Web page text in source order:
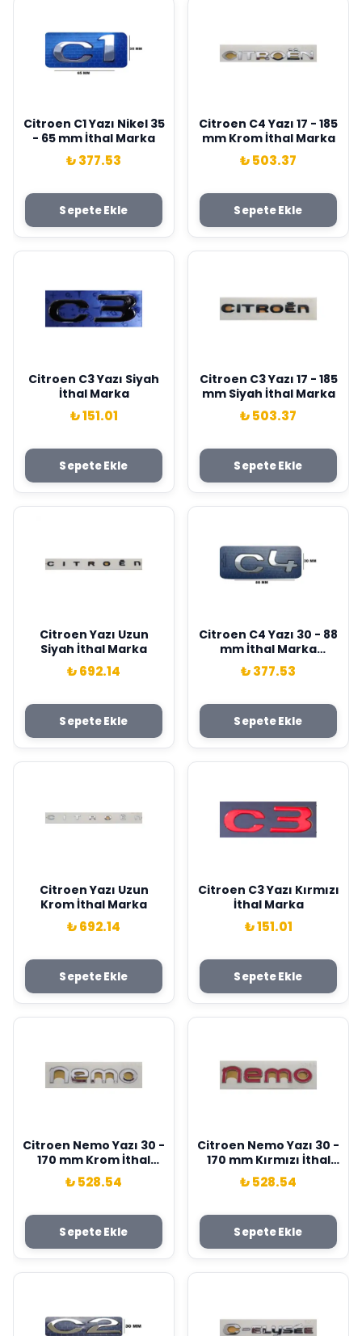
Citroen C1 Yazı Nikel 35
- 65 mm İthal Marka
₺ 377.53
Sepete Ekle
Citroen C4 Yazı 17 - 185
mm Krom İthal Marka
₺ 503.37
Sepete Ekle
Citroen C3 Yazı Siyah
İthal Marka
₺ 151.01
Sepete Ekle
Citroen C3 Yazı 17 - 185
mm Siyah İthal Marka
₺ 503.37
Sepete Ekle
Citroen Yazı Uzun
Siyah İthal Marka
₺ 692.14
Sepete Ekle
Citroen C4 Yazı 30 - 88
mm İthal Marka
8666CR
₺ 377.53
Sepete Ekle
Citroen Yazı Uzun
Krom İthal Marka
₺ 692.14
Sepete Ekle
Citroen C3 Yazı Kırmızı
İthal Marka
₺ 151.01
Sepete Ekle
Citroen Nemo Yazı 30 -
170 mm Krom İthal
Marka
₺ 528.54
Sepete Ekle
Citroen Nemo Yazı 30 -
170 mm Kırmızı İthal
Marka
₺ 528.54
Sepete Ekle